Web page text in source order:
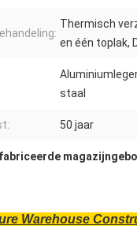
Thermisch
en één toplak,
staal
50 jaar
Warehouse